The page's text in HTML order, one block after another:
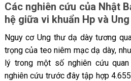
Các nghiên cứu của Nhật
hệ giữa vi khuẩn Hp và
Nguy cơ Ung thư dạ dày tương
trọng của teo niêm mạc dạ dày,
lý trong một số nghiên cứu
nghiên cứu trước đây tập hợp